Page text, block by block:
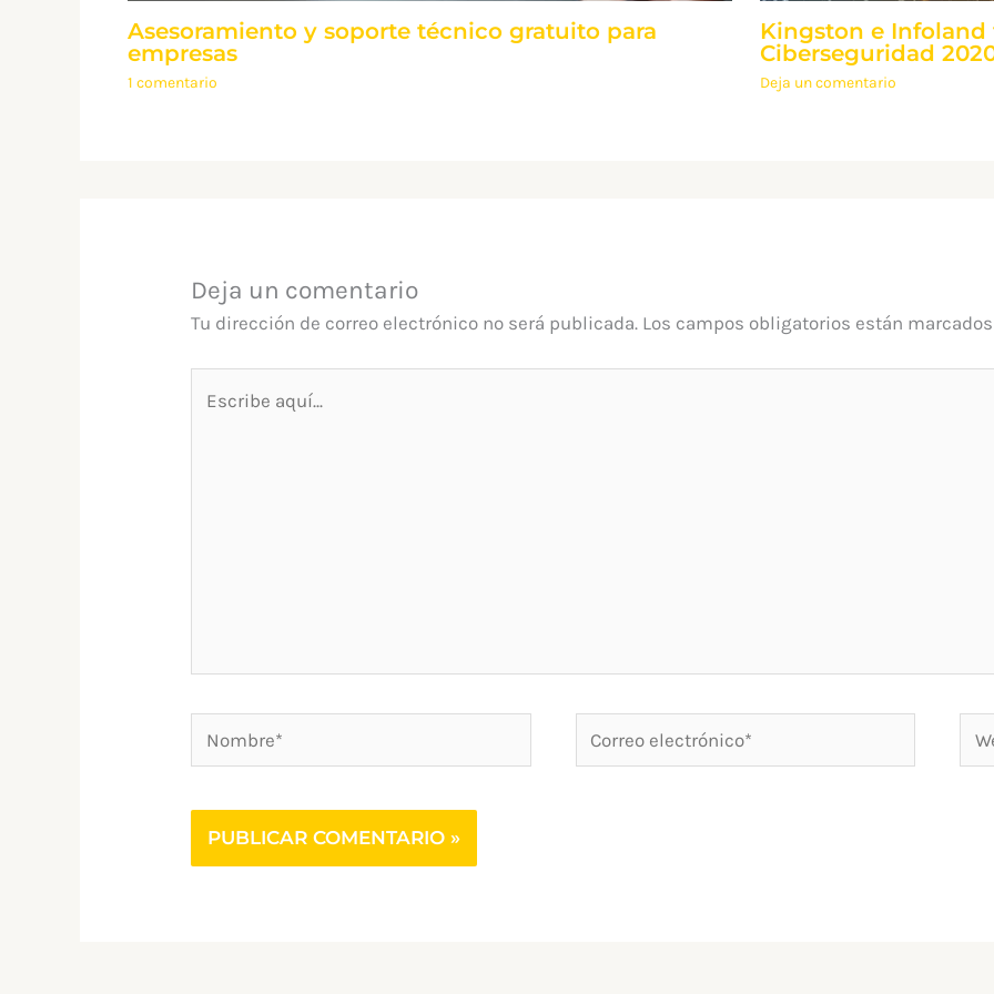
Asesoramiento y soporte técnico gratuito para
empresas
1 comentario
Kingston e
Ciberseguridad
Deja un comentario
Deja un comentario
Tu dirección de correo electrónico no será publicada. Los campos obligatorios están
Nombre*
Correo
electrónico*